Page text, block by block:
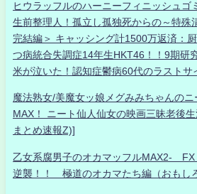
ヒウラッフルのハーニーフィニッシュゴ
生前整理人！孤立し孤独死からの～特殊
完結編＞ キャッシング計1500万返済：
つ病統合失調症14年生HKT46！！9期研
米が泣いた！認知症鬱病60代のラストサ
魔法熟女/美魔女ッ娘メグみみちゃんの
MAX！ ニート仙人仙女の映画三昧老後
まとめ速報Z)]
乙女系腐男子のオカマッフルMAX2- FX
逆襲！！ 極道のオカマたち編（おもし